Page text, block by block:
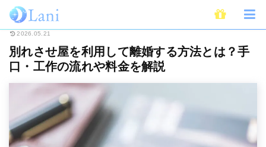
ホーム 恋愛 別れさせ屋を利用して離婚する方法と
2026.05.21
別れさせ屋を利用して離婚する方法とは？手
口・工作の流れや料金を解説